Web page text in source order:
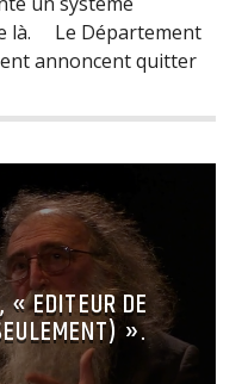
là. Le Département
annoncent quitter
« EDITEUR DE
».